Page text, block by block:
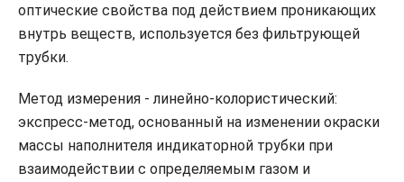
оптические свойства под действием проникающих
внутрь веществ, используется без фильтрующей
трубки.
Метод измерения - линейно-колористический:
экспресс-метод, основанный на изменении окраски
массы наполнителя индикаторной трубки при
взаимодействии с определяемым газом и